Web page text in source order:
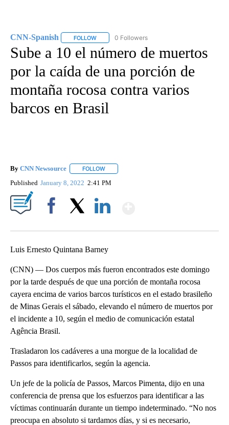
CNN-Spanish FOLLOW FOLLOW "CNN-SPANISH" TO RECEIVE
0 Followers
Sube a 10 el número de muertos
por la caída de una porción de
montaña rocosa contra varios
barcos en Brasil
By CNN Newsource FOLLOW
Published January 8, 2022 2:41 PM
Luis Ernesto Quintana Barney
(CNN) — Dos cuerpos más fueron encontrados este domingo
por la tarde después de que una porción de montaña rocosa
cayera encima de varios barcos turísticos en el estado brasileño
de Minas Gerais el sábado, elevando el número de muertos por
el incidente a 10, según el medio de comunicación estatal
Agência Brasil.
Trasladaron los cadáveres a una morgue de la localidad de
Passos para identificarlos, según la agencia.
Un jefe de la policía de Passos, Marcos Pimenta, dijo en una
conferencia de prensa que los esfuerzos para identificar a las
víctimas continuarán durante un tiempo indeterminado. “No nos
preocupa en absoluto si tardamos días, y si es necesario,